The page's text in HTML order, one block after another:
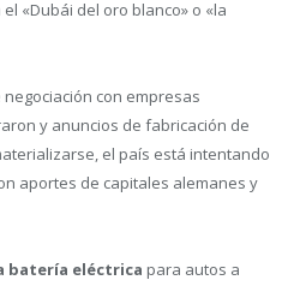
«Dubái del oro blanco» o «la
con empresas
y anuncios de fabricación de
el país está intentando
aportes de capitales alemanes y
batería eléctrica para autos a